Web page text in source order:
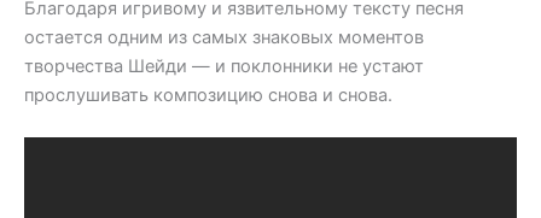
Благодаря игривому и язвительному тексту песня
остается одним из самых знаковых моментов
творчества Шейди — и поклонники не устают
прослушивать композицию снова и снова.